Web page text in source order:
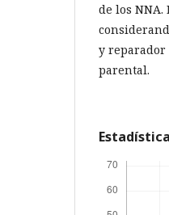
de los
y reparador
parental.